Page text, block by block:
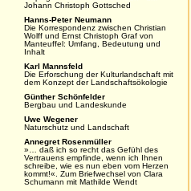
Johann Christoph Gottsched
Hanns-Peter Neumann
Die Korrespondenz zwischen Christian
Wolff und Ernst Christoph Graf von
Manteuffel: Umfang, Bedeutung und
Inhalt
Karl Mannsfeld
Die Erforschung der Kulturlandschaft mit
dem Konzept der Landschaftsökologie
Günther Schönfelder
Bergbau und Landeskunde
Uwe Wegener
Naturschutz und Landschaft
Annegret Rosenmüller
»… daß ich so recht das Gefühl des
Vertrauens empfinde, wenn ich Ihnen
schreibe, wie es nun eben vom Herzen
kommt!«. Zum Briefwechsel von Clara
Schumann mit Mathilde Wendt